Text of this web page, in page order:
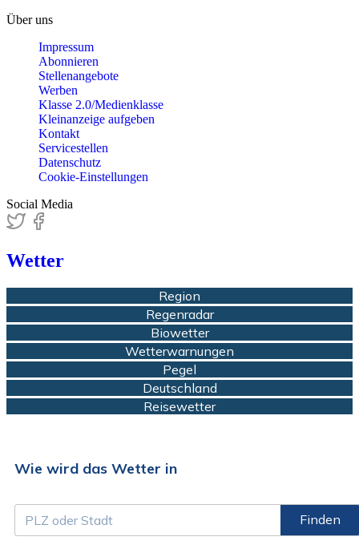
Über uns
Impressum
Abonnieren
Stellenangebote
Werben
Klasse 2.0/Medienklasse
Kleinanzeige aufgeben
Kontakt
Servicestellen
Datenschutz
Cookie-Einstellungen
Social Media
Wetter
Region
Regenradar
Biowetter
Wetterwarnungen
Pegel
Deutschland
Reisewetter
Wie wird das Wetter in
Finden